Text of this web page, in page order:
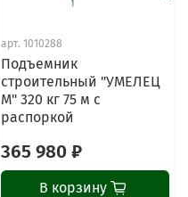
арт. 1010288
Подъемник
строительный "УМЕЛЕЦ
М" 320 кг 75 м с
распоркой
365 980 ₽
В корзину